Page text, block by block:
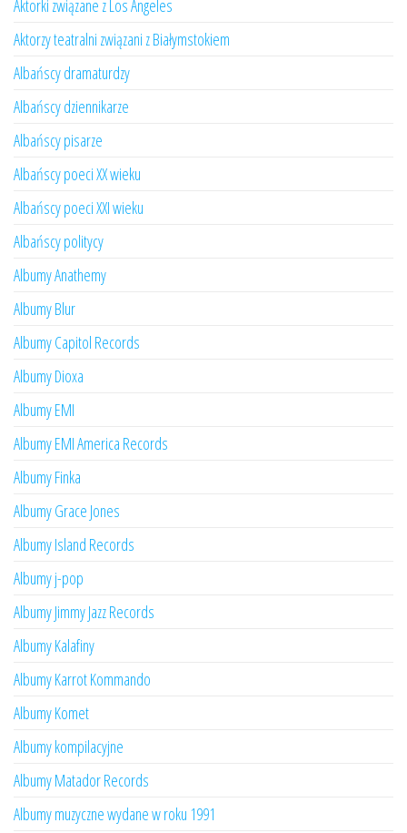
Aktorki związane z Los Angeles
Aktorzy teatralni związani z Białymstokiem
Albańscy dramaturdzy
Albańscy dziennikarze
Albańscy pisarze
Albańscy poeci XX wieku
Albańscy poeci XXI wieku
Albańscy politycy
Albumy Anathemy
Albumy Blur
Albumy Capitol Records
Albumy Dioxa
Albumy EMI
Albumy EMI America Records
Albumy Finka
Albumy Grace Jones
Albumy Island Records
Albumy j-pop
Albumy Jimmy Jazz Records
Albumy Kalafiny
Albumy Karrot Kommando
Albumy Komet
Albumy kompilacyjne
Albumy Matador Records
Albumy muzyczne wydane w roku 1991